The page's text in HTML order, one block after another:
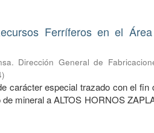
Ferríferos en el
Dirección General de
)
carácter especial trazado con el fin
mineral a ALTOS HORNOS